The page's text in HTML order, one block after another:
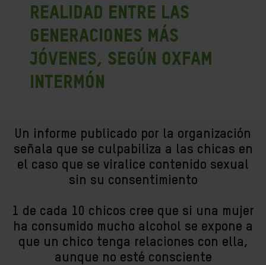
realidad entre las
generaciones más
jóvenes, según Oxfam
Intermón
Un informe publicado por la organización
señala que se culpabiliza a las chicas en
el caso que se viralice contenido sexual
sin su consentimiento
1 de cada 10 chicos cree que si una mujer
ha consumido mucho alcohol se expone a
que un chico tenga relaciones con ella,
aunque no esté consciente